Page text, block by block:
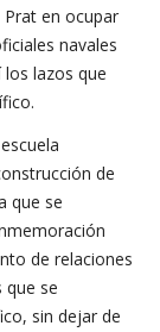
en ocupar
navales
lazos que
de
que se
de relaciones
que se
sin dejar de